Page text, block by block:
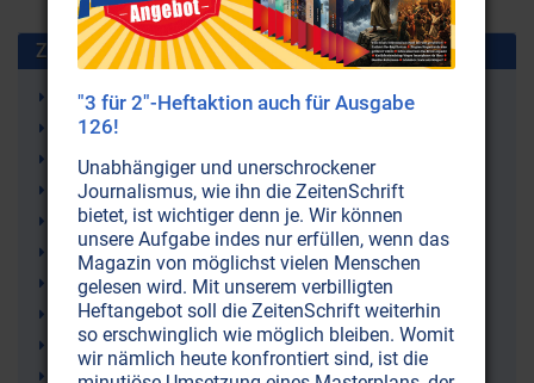
Zusammen benutzt mit:
Bewusstsein
Quantenmechanik
UFOs
Universum
Weltall
Hyperraum
Wurmloch
Portale (Kraftorte mit Raum-Zeit-Verzerrungen)
Geheimdienste
Macht des Wortes
"3 für 2"-Heftaktion auch für Ausgabe
126!
Unabhängiger und unerschrockener
Journalismus, wie ihn die ZeitenSchrift
bietet, ist wichtiger denn je. Wir können
unsere Aufgabe indes nur erfüllen, wenn das
Magazin von möglichst vielen Menschen
gelesen wird. Mit unserem verbilligten
Heftangebot soll die ZeitenSchrift weiterhin
so erschwinglich wie möglich bleiben. Womit
wir nämlich heute konfrontiert sind, ist die